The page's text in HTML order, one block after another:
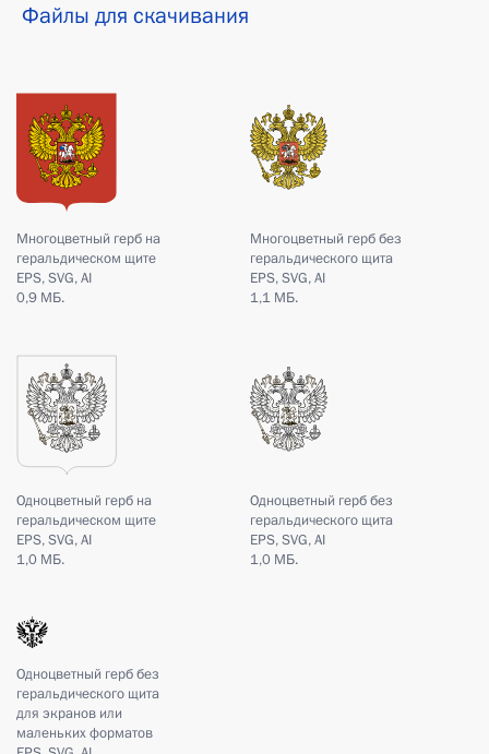
Файлы для скачивания
Многоцветный герб на
геральдическом щите
EPS, SVG, AI
0,9 МБ.
Многоцветный герб без
геральдического щита
EPS, SVG, AI
1,1 МБ.
Одноцветный герб на
геральдическом щите
EPS, SVG, AI
1,0 МБ.
Одноцветный герб без
геральдического щита
EPS, SVG, AI
1,0 МБ.
Одноцветный герб без
геральдического щита
для экранов или
маленьких форматов